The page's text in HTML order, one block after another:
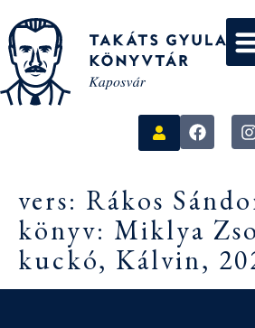
vers: Rákos
könyv: Miklya
kuckó, Kálvin,